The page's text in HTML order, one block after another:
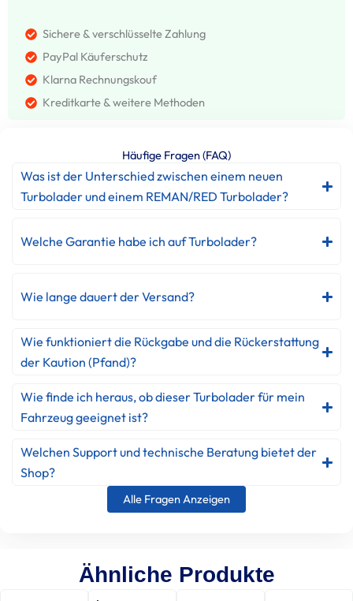
Sichere & verschlüsselte Zahlung
PayPal Käuferschutz
Klarna Rechnungskouf
Kreditkarte & weitere Methoden
Häufige Fragen (FAQ)
Was ist der Unterschied zwischen einem neuen
Turbolader und einem REMAN/RED Turbolader?
Welche Garantie habe ich auf Turbolader?
Wie lange dauert der Versand?
Wie funktioniert die Rückgabe und die Rückerstattung
der Kaution (Pfand)?
Wie finde ich heraus, ob dieser Turbolader für mein
Fahrzeug geeignet ist?
Welchen Support und technische Beratung bietet der
Shop?
Alle Fragen Anzeigen
Ähnliche Produkte